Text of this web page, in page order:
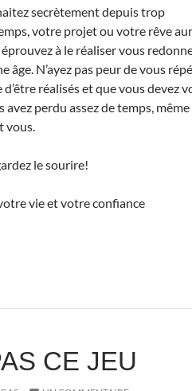
secrètement depuis trop
votre projet ou votre rêve
à le réaliser vous
âge. N’ayez pas peur de vous
réalisés et que vous devez
perdu assez de temps, même
vous.
le sourire!
vie et votre confiance
CE JEU